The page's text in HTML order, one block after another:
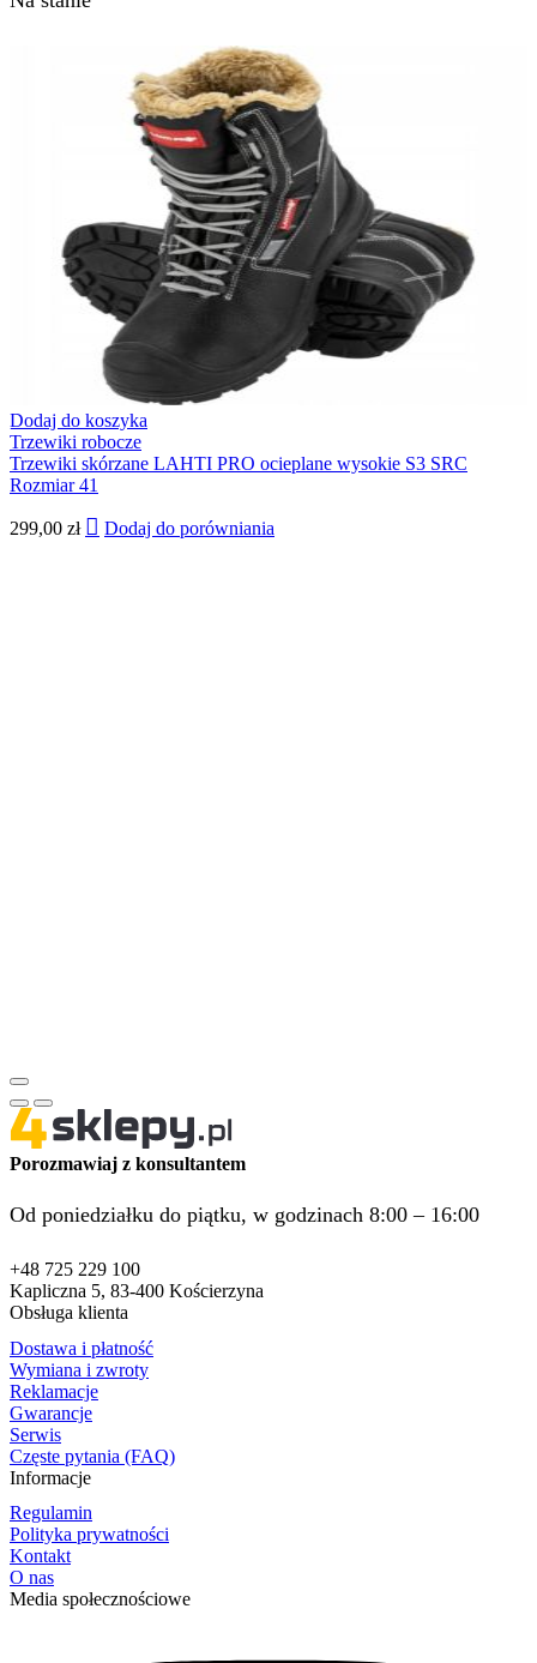
Dodaj do koszyka
Trzewiki robocze
Trzewiki skórzane LAHTI PRO ocieplane wysokie S3 SRC
Rozmiar 41
299,00 zł Dodaj do porówniania
Porozmawiaj z konsultantem
Od poniedziałku do piątku, w godzinach 8:00 – 16:00
+48 725 229 100
Kapliczna 5, 83-400 Kościerzyna
Obsługa klienta
Dostawa i płatność
Wymiana i zwroty
Reklamacje
Gwarancje
Serwis
Częste pytania (FAQ)
Informacje
Regulamin
Polityka prywatności
Kontakt
O nas
Media społecznościowe